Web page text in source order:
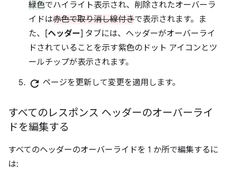
緑色でハイライト表示され、削除されたオーバーラ
イドは赤色で取り消し線付きで表示されます。ま
た、[ヘッダー] タブには、ヘッダーがオーバーライ
ドされていることを示す紫色のドット アイコンとツ
ールチップが表示されます。
refresh ページを更新して変更を適用します。
すべてのレスポンス ヘッダーのオーバーライ
ドを編集する
すべてのヘッダーのオーバーライドを 1 か所で編集するに
は: